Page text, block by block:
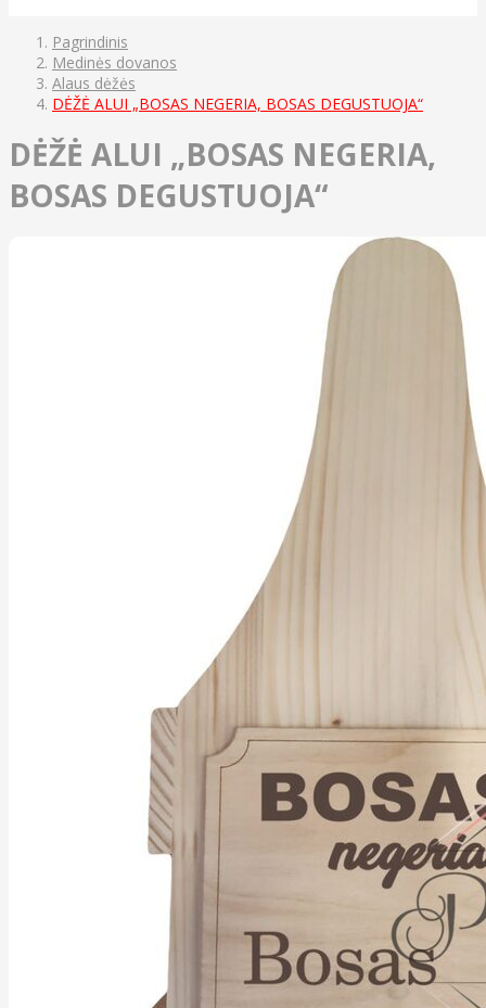
Pagrindinis
Medinės dovanos
Alaus dėžės
DĖŽĖ ALUI „BOSAS NEGERIA, BOSAS DEGUSTUOJA“
DĖŽĖ ALUI „BOSAS NEGERIA,
BOSAS DEGUSTUOJA“